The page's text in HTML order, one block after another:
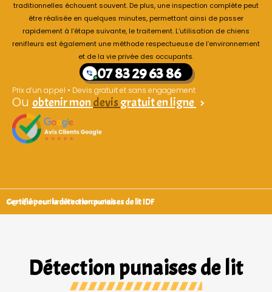
traditionnelles échouent souvent. De plus, une inspection complète peut
être réalisée en quelques minutes, permettant ainsi de passer
rapidement à l’étape suivante, le traitement. L’utilisation de chiens
renifleurs est également une méthode respectueuse de l’environnement
et de la vie privée des occupants.
07 83 29 63 86
Prix d’un appel • Devis gratuit et sans engagement
Ou obtenir mon devis gratuit en ligne >
Certifié pour la détection punaises de lit IDF
Signataires d’une charte qualité
Détection punaises de lit